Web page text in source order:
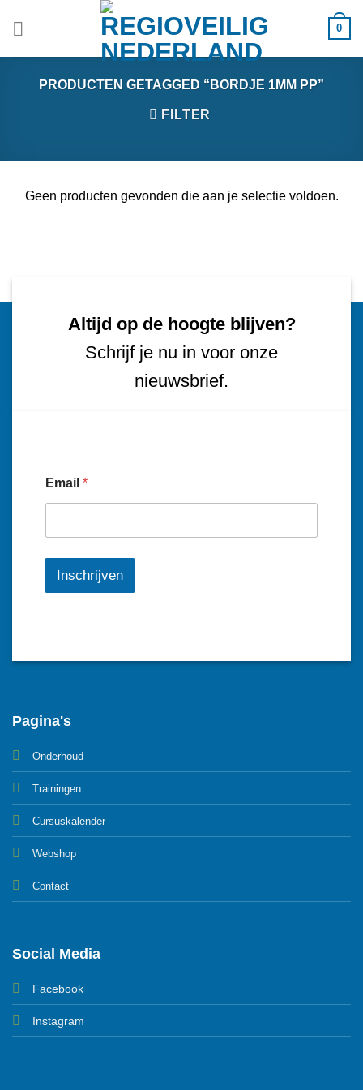
0
PRODUCTEN GETAGGED “BORDJE 1MM PP”
FILTER
Geen producten gevonden die aan je selectie voldoen.
Altijd op de hoogte blijven?
Schrijf je nu in voor onze
nieuwsbrief.
Email *
Inschrijven
Pagina's
Onderhoud
Trainingen
Cursuskalender
Webshop
Contact
Social Media
Facebook
Instagram